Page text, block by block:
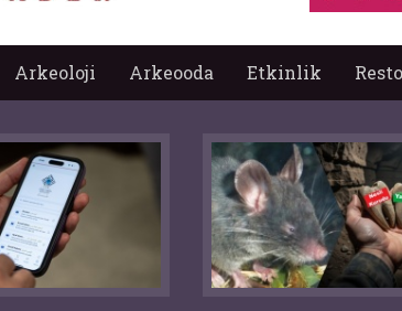
Arkeoloji Arkeooda Etkinlik